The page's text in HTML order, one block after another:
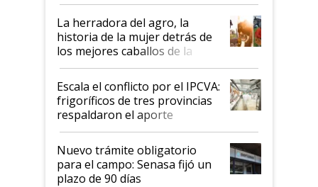
establecimientos en Argentina
La herradora del agro, la
historia de la mujer detrás de
los mejores caballos de la
Argentina y los mitos que
todavía hacen sufrir a estos
animales: "Mientras me
descalificaban, yo seguí
haciendo currículum"
Escala el conflicto por el IPCVA:
frigoríficos de tres provincias
respaldaron el aporte
obligatorio
Nuevo trámite obligatorio
para el campo: Senasa fijó un
plazo de 90 días